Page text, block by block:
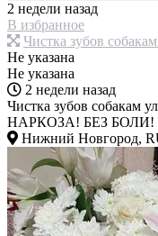
2 недели назад
В избранное
Чистка зубов
Не указана
Не указана
2 недели назад
Чистка зубов собакам
НАРКОЗА! БЕЗ БОЛИ!
Нижний Новгород,